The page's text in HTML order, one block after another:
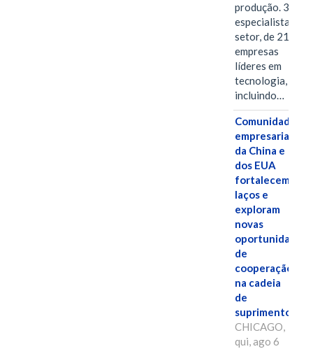
produção. 38
especialistas do
setor, de 21
empresas
líderes em
tecnologia,
incluindo…
Comunidades
empresariais
da China e
dos EUA
fortalecem
laços e
exploram
novas
oportunidades
de
cooperação
na cadeia
de
suprimentos.
CHICAGO,
qui, ago 6